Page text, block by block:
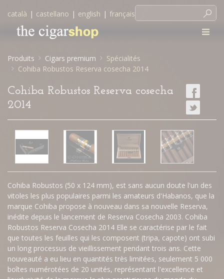
català | castellano | english | français
Produits Cigars premium
Spécialités
Cohiba Robustos Reserva cosecha 2014
Cohiba Robustos Reserva cosecha
2014
Cohiba Robustos (50 x 124 mm), est sans aucun doute l'un des
vitoles les plus populaires parmi les amateurs d'Habanos, que la
marque Cohiba propose à nouveau dans sa nouvelle Reserva,
inédite depuis le lancement de Reserva Cosecha 2003. Cohiba
Robustos Reserva Cosecha 2014 Elle se caractérise par le fait
que toutes les feuilles qui les composent (tripa, capote) ont subi
un long processus de vieillissement pendant trois ans. Cette
nouveauté a eu lieu en quantités très limitées, seulement 5 000
boîtes numérotées de 20 unités, représentant l'excellence et